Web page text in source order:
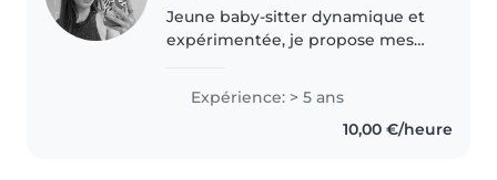
Jeune baby-sitter dynamique et
expérimentée, je propose mes
professionnalisme. Avec 5 ans
d'expérience auprès des enfants
Expérience: > 5 ans
10,00 €/heure